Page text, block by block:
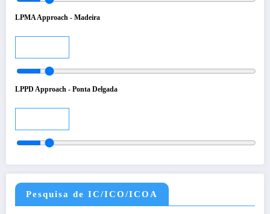
LPMA Approach - Madeira
LPPD Approach - Ponta Delgada
Pesquisa de IC/ICO/ICOA